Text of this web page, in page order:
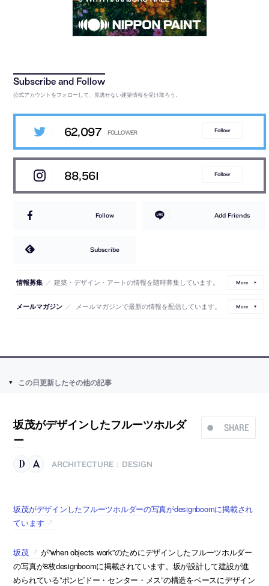
公式アカウントをフォローして、見逃せない建築情報を受け取ろう。
62,097 Follow
88,561 Follow
Follow Add Friends
Subscribe
情報募集 ／ 建築・デザイン・アートの情報を随時募集しています。 More
メールマガジン ／ メールマガジンで最新の情報を配信しています。 More
この日更新したその他の記事
SHARE
坂茂がデザインしたフルーツホルダ
ー
ARCHITECTURE DESIGN
坂茂がデザインしたフルーツホルダーの写真がdesignboomに掲載され
ています
坂茂
が”when objects work”のためにデザインしたフルーツホルダー
の写真が8枚designboomに掲載されています。坂が設計して建設が進
められている”ポンピドー・センター・メス”の構造をベースにデザイン